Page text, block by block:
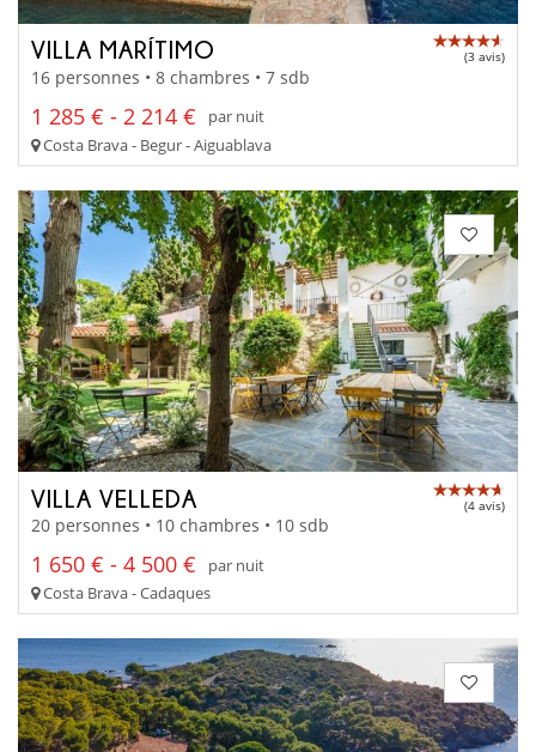
VILLA MARÍTIMO (3 avis)
16 personnes • 8 chambres • 7 sdb
1 285 € - 2 214 €
par nuit
Costa Brava - Begur - Aiguablava
VILLA VELLEDA (4 avis)
20 personnes • 10 chambres • 10 sdb
1 650 € - 4 500 €
par nuit
Costa Brava - Cadaques